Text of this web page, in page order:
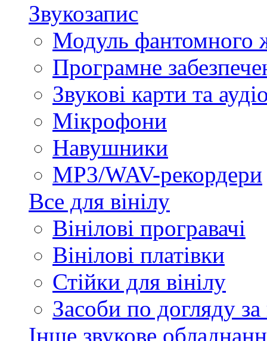
Звукозапис
Модуль фантомного
Програмне
Звукові карти та
Мікрофони
Навушники
MP3/WAV-рекордери
Все для вінілу
Вінілові програвачі
Вінілові платівки
Стійки для вінілу
Засоби по догляду за
Інше звукове